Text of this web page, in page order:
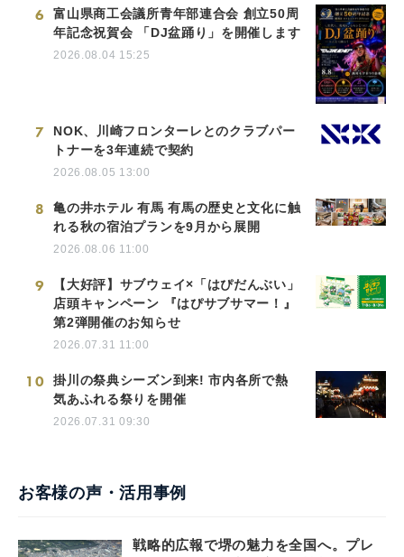
6
富山県商工会議所青年部連合会 創立50周
年記念祝賀会 「DJ盆踊り」を開催します
2026.08.04 15:25
7
NOK、川崎フロンターレとのクラブパー
トナーを3年連続で契約
2026.08.05 13:00
8
亀の井ホテル 有馬 有馬の歴史と文化に触
れる秋の宿泊プランを9月から展開
2026.08.06 11:00
9
【大好評】サブウェイ×「はぴだんぶい」
店頭キャンペーン 『はぴサブサマー！』
第2弾開催のお知らせ
2026.07.31 11:00
10
掛川の祭典シーズン到来! 市内各所で熱
気あふれる祭りを開催
2026.07.31 09:30
お客様の声・活用事例
戦略的広報で堺の魅力を全国へ。プレ